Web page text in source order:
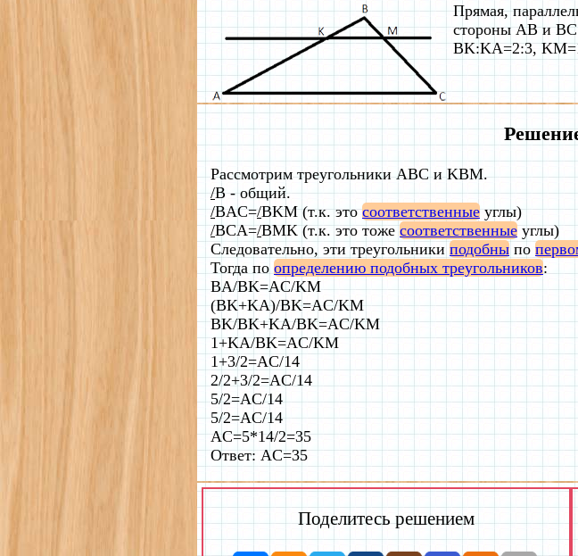
Прямая,
стороны AB и
BK:KA=2:3,
Рассмотрим треугольники ABC и KBM.
/B - общий.
/BAC=/BKM (т.к. этосоответственныеуглы)
/BCA=/BMK (т.к. это тожесоответственныеуглы)
Следовательно, эти треугольники подобны по
Тогда по определению подобных треугольников:
BA/BK=AC/KM
(BK+KA)/BK=AC/KM
BK/BK+KA/BK=AC/KM
1+KA/BK=AC/KM
1+3/2=AC/14
2/2+3/2=AC/14
5/2=AC/14
5/2=AC/14
AC=5*14/2=35
Ответ: AC=35
Поделитесь решением